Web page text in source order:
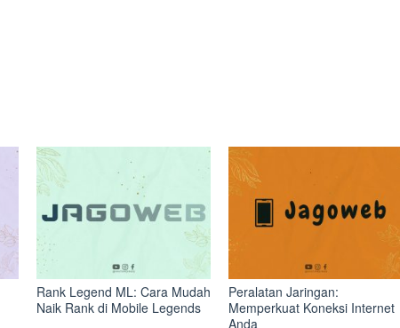
Rank Legend ML: Cara Mudah
Naik Rank di Mobile Legends
Peralatan Jaringan:
Memperkuat Koneksi Internet
Anda